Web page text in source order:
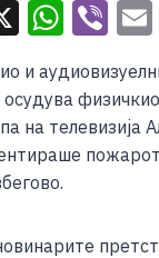
X W
at
s
A
p
Vi
er
и
осудува
на телевизија
пожарот